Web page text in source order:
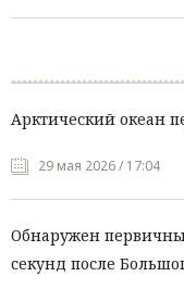
Арктический океан
29 мая 2026 / 17:04
Обнаружен
секунд после